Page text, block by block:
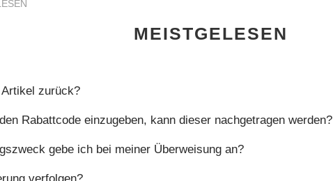
MEISTGELESEN
zurück?
Rabattcode einzugeben, kann dieser nachgetragen werden?
gebe ich bei meiner Überweisung an?